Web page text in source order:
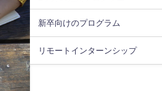
新卒向けのプログラム
リモートインターンシップ